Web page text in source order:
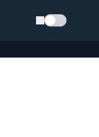
Schimba tema